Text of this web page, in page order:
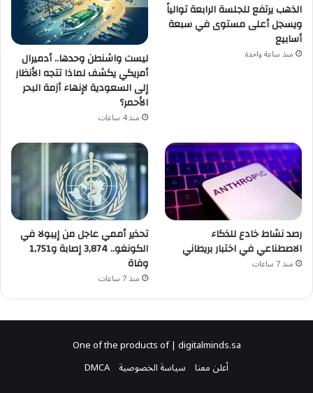
الذهب يرتفع للجلسة الرابعة توالياً
ويسجل أعلى مستوى في سبعة
أسابيع
منذ ساعة واحدة
ليست واشنطن وحدها.. أدميرال
أمريكي يكشف لماذا تتجه الأنظار
إلى السعودية لإنهاء أزمة البحر
الأحمر؟
منذ 4 ساعات
رصد نشاط خادع للذكاء
الاصطناعي في اختبار بريطاني
منذ 7 ساعات
تحذير أممي عاجل من إيبولا في
الكونغو.. 3,874 إصابة و1,751
وفاة
منذ 7 ساعات
One of the products of | digitalminds.sa
أعلن معنا سياسة الخصوصية DMCA